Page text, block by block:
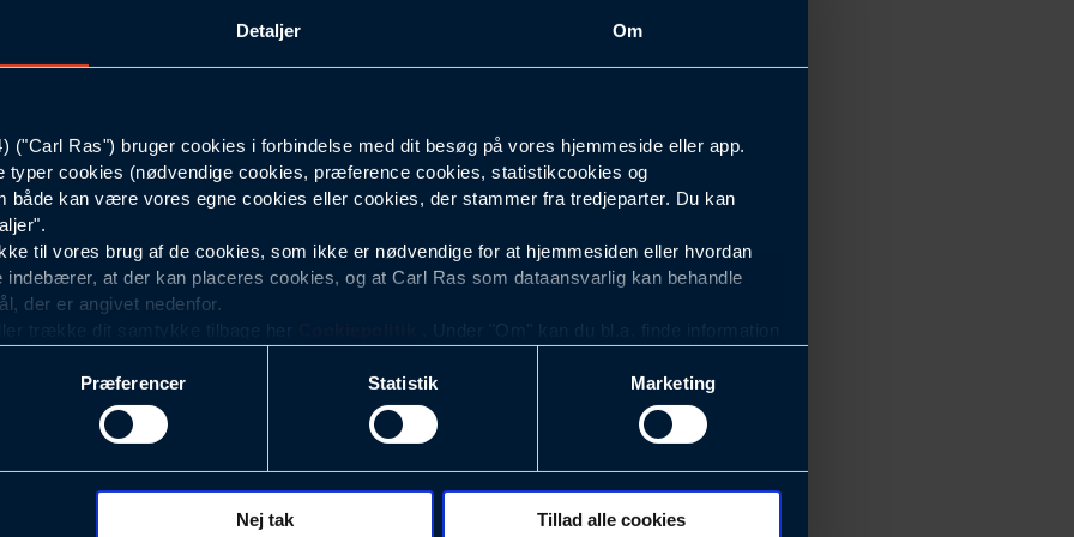
Detaljer Om
("Carl Ras") bruger cookies i forbindelse med dit besøg på vores hjemmeside eller app.
typer cookies (nødvendige cookies, præference cookies, statistikcookies og
både kan være vores egne cookies eller cookies, der stammer fra tredjeparter. Du kan
til vores brug af de cookies, som ikke er nødvendige for at hjemmesiden eller hvordan
indebærer, at der kan placeres cookies, og at Carl Ras som dataansvarlig kan behandle
der er angivet nedenfor.
med det formål at optimere design, brugervenlighed og effektiviteten af vores
analyser af, hvilke oplysninger der er mest populære, og som derfor skal være nemme at
hvad der klikkes på, sider/indhold der besøges, browsertype, søgeord, IP-adresse,
(computer, smartphone mv.) samt de features, der anvendes.
Præferencer Statistik Marketing
Nej tak Tillad alle cookies
Hvid